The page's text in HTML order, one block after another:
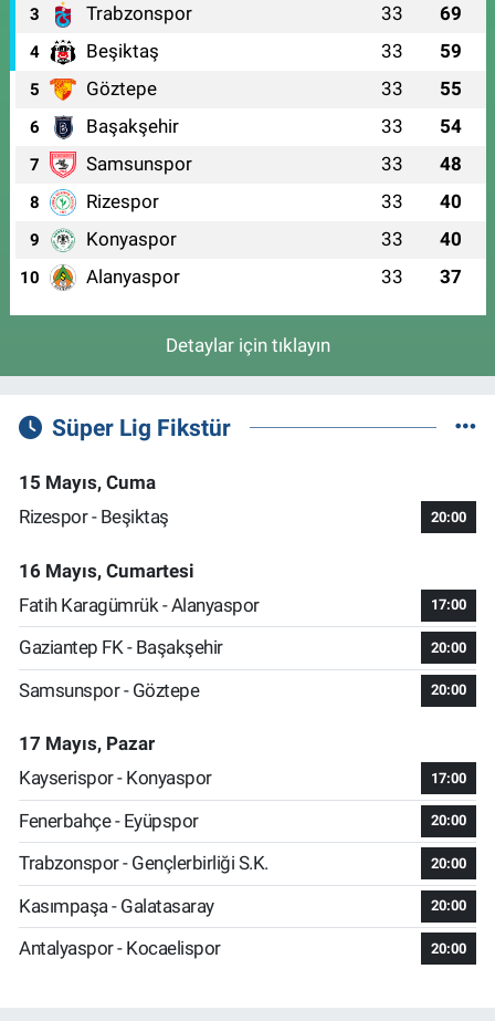
3 Trabzonspor 33 69
4 Beşiktaş 33 59
5 Göztepe 33 55
6 Başakşehir 33 54
7 Samsunspor 33 48
8 Rizespor 33 40
9 Konyaspor 33 40
10 Alanyaspor 33 37
Detaylar için tıklayın
Süper Lig Fikstür
15 Mayıs, Cuma
Rizespor - Beşiktaş
20:00
16 Mayıs, Cumartesi
Fatih Karagümrük - Alanyaspor
17:00
Gaziantep FK - Başakşehir 20:00
Samsunspor - Göztepe 20:00
17 Mayıs, Pazar
Kayserispor - Konyaspor
17:00
Fenerbahçe - Eyüpspor 20:00
Trabzonspor - Gençlerbirliği S.K. 20:00
Kasımpaşa - Galatasaray 20:00
Antalyaspor - Kocaelispor 20:00